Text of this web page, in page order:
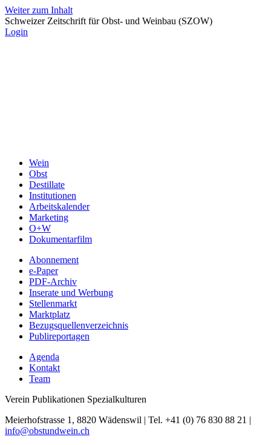
Weiter zum Inhalt
Schweizer Zeitschrift für Obst- und Weinbau (SZOW)
Login
Wein
Obst
Destillate
Institutionen
Arbeitskalender
Marketing
O+W
Dokumentarfilm
Abonnement
e-Paper
PDF-Archiv
Inserate und Werbung
Stellenmarkt
Marktplatz
Bezugsquellenverzeichnis
Publireportagen
Agenda
Kontakt
Team
Verein Publikationen Spezialkulturen
Meierhofstrasse 1, 8820 Wädenswil | Tel. +41 (0) 76 830 88 21 |
info@obstundwein.ch